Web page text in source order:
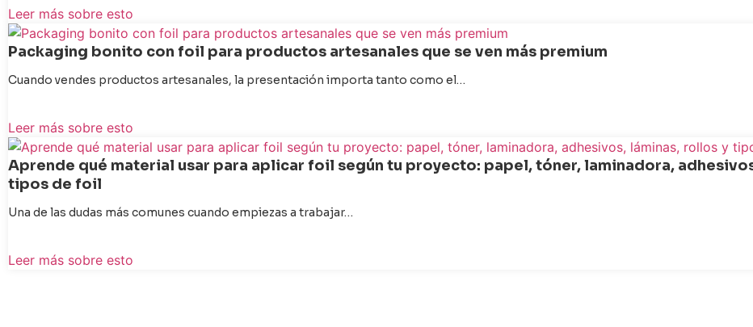
Leer más sobre esto
Packaging bonito con foil para productos artesanales que se ven más premium
Cuando vendes productos artesanales, la presentación importa tanto como el…
Leer más sobre esto
Aprende qué material usar para aplicar foil según tu proyecto: papel, tóner, laminadora,
tipos de foil
Una de las dudas más comunes cuando empiezas a trabajar…
Leer más sobre esto